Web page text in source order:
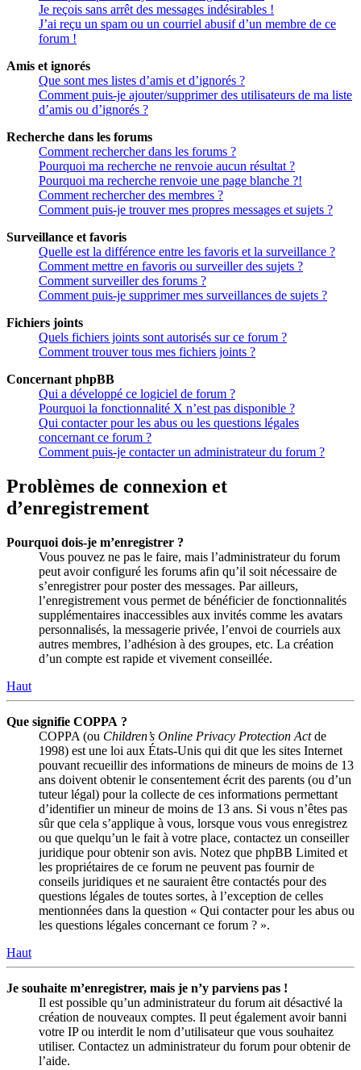
Je reçois sans arrêt des messages indésirables !
J’ai reçu un spam ou un courriel abusif d’un membre de ce
forum !
Amis et ignorés
Que sont mes listes d’amis et d’ignorés ?
Comment puis-je ajouter/supprimer des utilisateurs de ma liste
d’amis ou d’ignorés ?
Recherche dans les forums
Comment rechercher dans les forums ?
Pourquoi ma recherche ne renvoie aucun résultat ?
Pourquoi ma recherche renvoie une page blanche ?!
Comment rechercher des membres ?
Comment puis-je trouver mes propres messages et sujets ?
Surveillance et favoris
Quelle est la différence entre les favoris et la surveillance ?
Comment mettre en favoris ou surveiller des sujets ?
Comment surveiller des forums ?
Comment puis-je supprimer mes surveillances de sujets ?
Fichiers joints
Quels fichiers joints sont autorisés sur ce forum ?
Comment trouver tous mes fichiers joints ?
Concernant phpBB
Qui a développé ce logiciel de forum ?
Pourquoi la fonctionnalité X n’est pas disponible ?
Qui contacter pour les abus ou les questions légales
concernant ce forum ?
Comment puis-je contacter un administrateur du forum ?
Problèmes de connexion et
d’enregistrement
Pourquoi dois-je m’enregistrer ?
Vous pouvez ne pas le faire, mais l’administrateur du forum
peut avoir configuré les forums afin qu’il soit nécessaire de
s’enregistrer pour poster des messages. Par ailleurs,
l’enregistrement vous permet de bénéficier de fonctionnalités
supplémentaires inaccessibles aux invités comme les avatars
personnalisés, la messagerie privée, l’envoi de courriels aux
autres membres, l’adhésion à des groupes, etc. La création
d’un compte est rapide et vivement conseillée.
Haut
Que signifie COPPA ?
COPPA (ou Children’s Online Privacy Protection Actde
1998) est une loi aux États-Unis qui dit que les sites Internet
pouvant recueillir des informations de mineurs de moins de 13
ans doivent obtenir le consentement écrit des parents (ou d’un
tuteur légal) pour la collecte de ces informations permettant
d’identifier un mineur de moins de 13 ans. Si vous n’êtes pas
sûr que cela s’applique à vous, lorsque vous vous enregistrez
ou que quelqu’un le fait à votre place, contactez un conseiller
juridique pour obtenir son avis. Notez que phpBB Limited et
les propriétaires de ce forum ne peuvent pas fournir de
conseils juridiques et ne sauraient être contactés pour des
questions légales de toutes sortes, à l’exception de celles
mentionnées dans la question « Qui contacter pour les abus ou
les questions légales concernant ce forum ? ».
Haut
Je souhaite m’enregistrer, mais je n’y parviens pas !
Il est possible qu’un administrateur du forum ait désactivé la
création de nouveaux comptes. Il peut également avoir banni
votre IP ou interdit le nom d’utilisateur que vous souhaitez
utiliser. Contactez un administrateur du forum pour obtenir de
l’aide.